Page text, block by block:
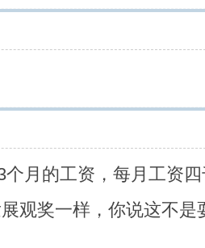
月的工资，每月工资
观奖一样，你说这不